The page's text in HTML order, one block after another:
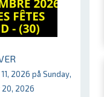
2026 på Sunday,
20, 2026